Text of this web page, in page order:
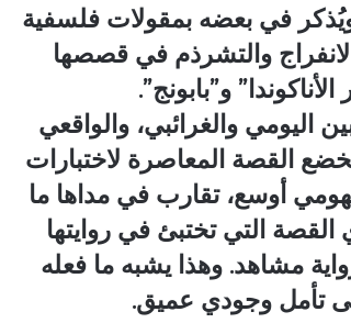
ويُذكر في بعضه بمقولات فلسفية
والتشرذم في قصصها
و”بابونج”.
اليومي والغرائبي، والواقعي
القصة المعاصرة لاختبارات
أوسع، تقارب في مداها ما
التي تختبئ في روايتها
مشاهد. وهذا يشبه ما فعله
تأمل وجودي عميق.